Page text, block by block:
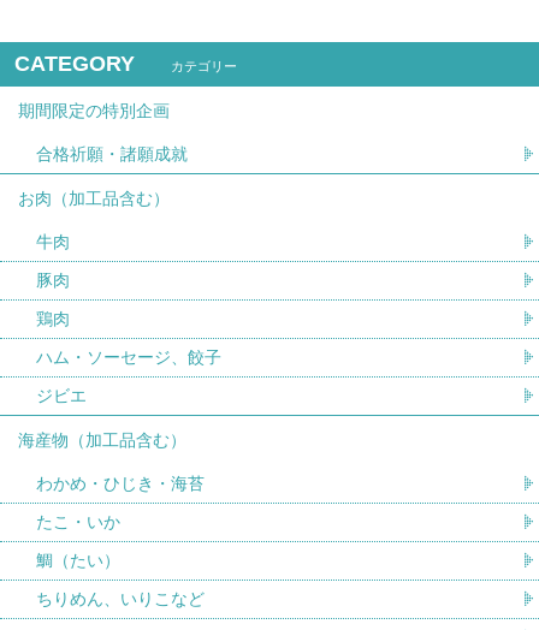
CATEGORY カテゴリー
期間限定の特別企画
合格祈願・諸願成就
お肉（加工品含む）
牛肉
豚肉
鶏肉
ハム・ソーセージ、餃子
ジビエ
海産物（加工品含む）
わかめ・ひじき・海苔
たこ・いか
鯛（たい）
ちりめん、いりこなど